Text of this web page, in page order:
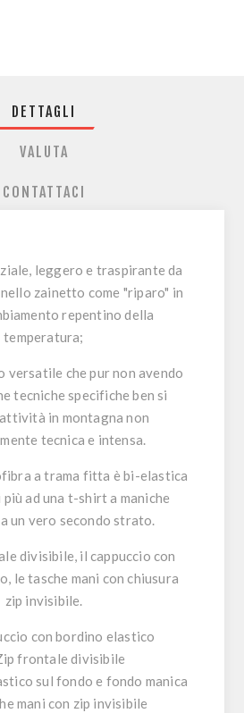
DETTAGLI
VALUTA
CONTATTACI
leggero e traspirante da
zainetto come "riparo" in
repentino della
temperatura;
versatile che pur non avendo
tecniche specifiche ben si
in montagna non
tecnica e intensa.
a trama fitta è bi-elastica
ad una t-shirt a maniche
un vero secondo strato.
divisibile, il cappuccio con
le tasche mani con chiusura
zip invisibile.
con bordino elastico
frontale divisibile
sul fondo e fondo manica
mani con zip invisibile